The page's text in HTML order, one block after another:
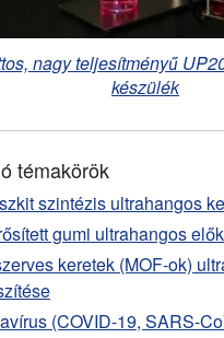
nagy teljesítményű
készülék
témakörök
szintézis ultrahangos
gumi ultrahangos
keretek (MOF-ok)
(COVID-19, SARS-